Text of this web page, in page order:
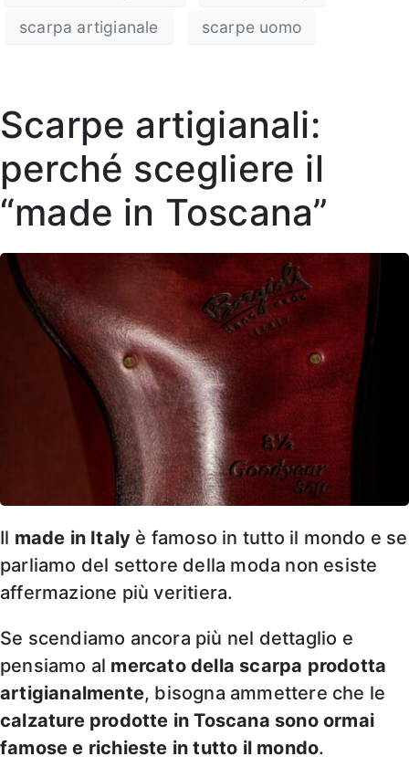
scarpa artigianale
scarpe uomo
Scarpe artigianali:
perché scegliere il
“made in Toscana”
Il made in Italy è famoso in tutto il mondo e se
parliamo del settore della moda non esiste
affermazione più veritiera.
Se scendiamo ancora più nel dettaglio e
pensiamo al mercato della scarpa prodotta
artigianalmente, bisogna ammettere che le
calzature prodotte in Toscana sono ormai
famose e richieste in tutto il mondo.